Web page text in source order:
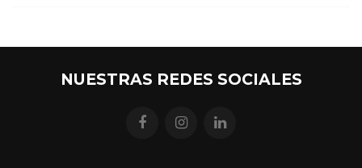
NUESTRAS REDES SOCIALES